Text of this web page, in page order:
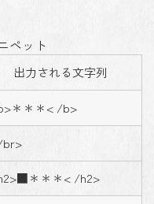
ペット
出力される文字列
＊＊＊< /b>
＊＊＊< /h2>